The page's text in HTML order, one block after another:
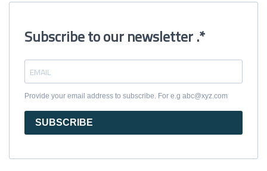
Subscribe to our newsletter .*
Provide your email address to subscribe. For e.g abc@xyz.com
SUBSCRIBE